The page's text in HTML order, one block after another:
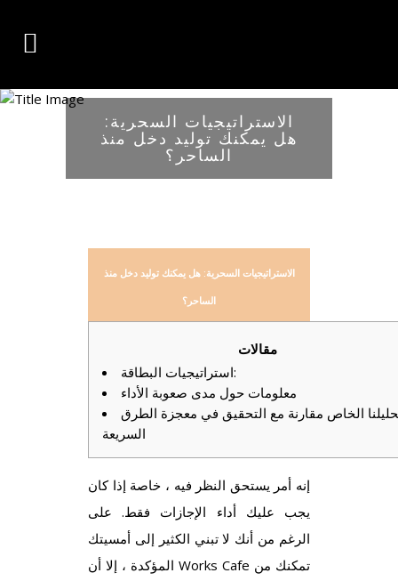
الاستراتيجيات السحرية:
هل يمكنك توليد دخل منذ
الساحر؟
الاستراتيجيات السحرية: هل يمكنك توليد دخل منذ
الساحر؟
مقالات
استراتيجيات البطاقة:
معلومات حول مدى صعوبة الأداء
الخاص مقارنة مع التحقيق في معجزة الطرق
السريعة
إنه أمر يستحق النظر فيه ، خاصة إذا كان
يجب عليك أداء الإجازات فقط. على
الرغم من أنك لا تبني الكثير إلى أمسيتك
المؤكدة ، إلا أن Works Cafe تمكنك من